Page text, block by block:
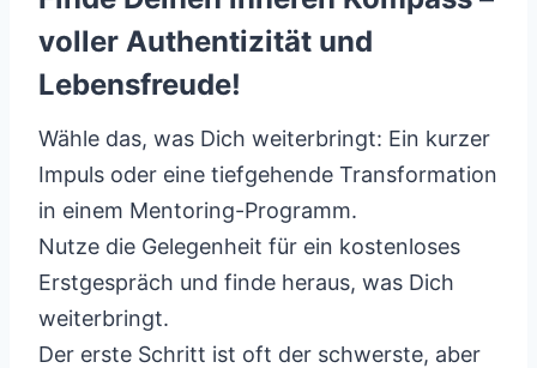
voller Authentizität und
Lebensfreude!
Wähle das, was Dich weiterbringt: Ein kurzer
Impuls oder eine tiefgehende Transformation
in einem Mentoring-Programm.
Nutze die Gelegenheit für ein kostenloses
Erstgespräch und finde heraus, was Dich
weiterbringt.
Der erste Schritt ist oft der schwerste, aber